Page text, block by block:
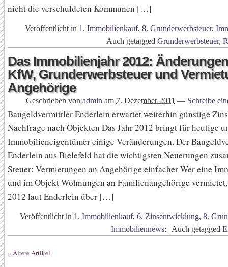
nicht die verschuldeten Kommunen […]
Veröffentlicht in 1. Immobilienkauf, 8. Grunderwerbsteuer,
Auch getagged Grunderwerbsteuer,
Das Immobilienjahr 2012:
KfW, Grunderwerbsteuer und
Angehörige
Geschrieben von admin am 7. Dezember 2011 — Schreibe
Baugeldvermittler Enderlein erwartet weiterhin günstige
Nachfrage nach Objekten Das Jahr 2012 bringt für heutige
Immobilieneigentümer einige Veränderungen. Der
Enderlein aus Bielefeld hat die wichtigsten Neuerungen
Steuer: Vermietungen an Angehörige einfacher Wer eine
und im Objekt Wohnungen an Familienangehörige
2012 laut Enderlein über […]
Veröffentlicht in 1. Immobilienkauf, 6. Zinsentwicklung, 8.
Immobiliennews: | Auch getagged
« Ältere Artikel